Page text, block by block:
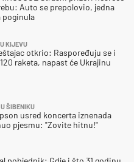
Auto se prepolovio, jedna
poginula
KIJEVU
otkrio: Raspoređuju se i
raketa, napast će Ukrajinu
ŠIBENIKU
usred koncerta iznenada
pjesmu: "Zovite hitnu!"